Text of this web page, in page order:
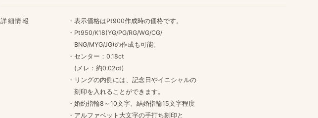
詳細情報
・​表示価格は​Pt900作成時の​価格です。
・Pt950/K18(YG/PG/RG/WG/CG/
BNG/MYG/JG)の​作成も​可能。
・センター：0.18ct
(メレ：約0.02ct)
・リングの​内側には、​記念日や​イニシャルの
刻印を​入れる​ことができます。
・婚約指輪8～10文字、​結婚​指輪15文字程度
・アルファベット大文字の​手打ち刻印と